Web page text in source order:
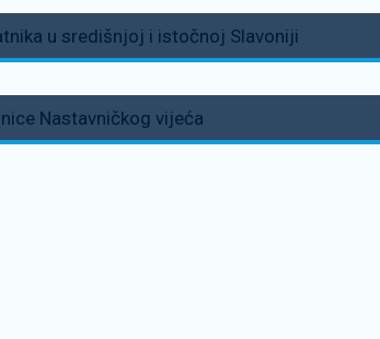
u središnjoj i istočnoj Slavoniji
Nastavničkog vijeća